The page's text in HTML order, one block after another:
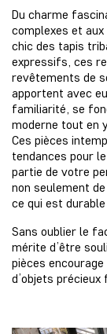
Du charme
complexes et
chic des tapis
expressifs, ces
revêtements de
apportent avec
familiarité, se
moderne tout en
Ces pièces
tendances pour
partie de votre
non seulement
ce qui est
Sans oublier le
mérite d’être
pièces
d’objets